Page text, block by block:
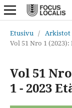
Etusivu / Arkistot
Vol 51 Nro 1
Vol 51
1 - 2023